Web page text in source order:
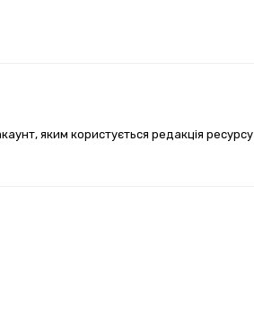
яким користується редакція ресурсу